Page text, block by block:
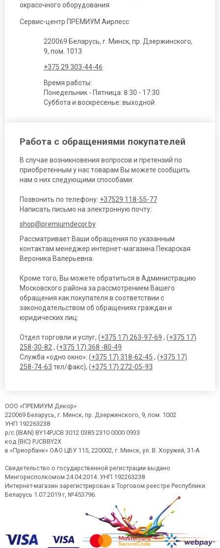
окрасочного оборудования
Сервис-центр ПРЕМИУМ Аирлесс
220069 Беларусь, г. Минск, пр. Дзержинского,
9, пом. 1013
+375 29 303-44-46
Время работы:
Понедельник - Пятница: 8:30 - 17:30
Суббота и воскресенье: выходной
Работа с обращениями покупателей
В случае возникновения вопросов и претензий по
приобретенным у нас товарам Вы можете сообщить
нам о них следующими способами:
Позвонить по телефону: +37529 118-55-77
Написать письмо на электронную почту:
shop@premiumdecor.by
Рассматривает Ваши обращения по указанным
контактам менеджер интернет-магазина Пекарская
Вероника Валерьевна.
Кроме того, Вы можете обратиться в Администрацию
Московского района за рассмотрением Вашего
обращения как покупателя в соответствии с
законодательством об обращениях граждан и
юридических лиц:
Отдел торговли и услуг, (+375 17) 263-97-69 , (+375 17)
258-30-82 , (+375 17) 368 -80-49
Служба «одно окно»: (+375 17) 318-62-45 , (+375 17)
258-74-63 тел/факс), (+375 17) 272-05-93
ООО «ПРЕМИУМ Декор»
220069 Беларусь, г. Минск, пр. Дзержинского, 9, пом. 1002
УНП 192263238
р/с (IBAN) BY14PJCB 3012 0385 2310 0000 0933
код (BIC) PJCBBY2X
в «Приорбанк» ОАО ЦБУ 115, 220002, г. Минск, ул. В. Хоружей, 31-А
Свидетельство о государственной регистрации выдано
Мингорисполкомом 24.04.2014. УНП 192263238
Интернет-магазин зарегистрирован в Торговом реестре Республики
Беларусь 1.07.2019 г, №453796.